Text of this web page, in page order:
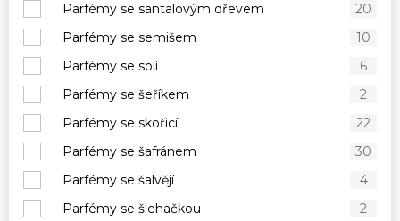
Parfémy se santalovým dřevem
20
Parfémy se semišem
10
Parfémy se solí
6
Parfémy se šeříkem
2
Parfémy se skořicí
22
Parfémy se šafránem
30
Parfémy se šalvějí
4
Parfémy se šlehačkou
2